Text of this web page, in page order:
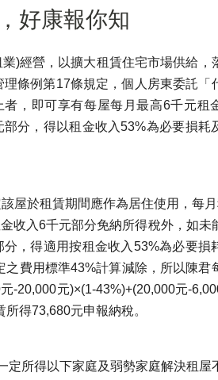
好康報你知
)經營，以擴大租賃住宅市場供給，
條例第17條規定，個人房東委託「
，即可享有每屋每月最高6千元租
分，得以租金收入53%為必要損耗
屋於租賃期間應作為居住使用，每
收入6千元部分免納所得稅外，如未
，得適用按租金收入53%為必要損
費用標準43%計算減除，所以陳君
-20,000元)×(1-43%)+(20,000元-
得73,680元申報納稅。
所得以下家庭及弱勢家庭解決租屋